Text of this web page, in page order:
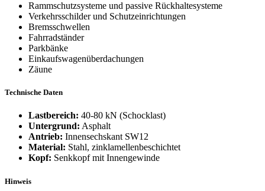
Rammschutzsysteme und passive Rückhaltesysteme
Verkehrsschilder und Schutzeinrichtungen
Bremsschwellen
Fahrradständer
Parkbänke
Einkaufswagenüberdachungen
Zäune
Technische Daten
Lastbereich: 40-80 kN (Schocklast)
Untergrund: Asphalt
Antrieb: Innensechskant SW12
Material: Stahl, zinklamellenbeschichtet
Kopf: Senkkopf mit Innengewinde
Hinweis